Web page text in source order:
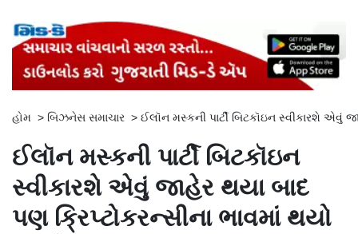
હોમ > બિઝનેસ સમાચાર > ઈલૉન મસ્કની પાર્ટી બિટકૉઇન સ્વીકારશે એવું
ઈલૉન મસ્કની પાર્ટી બિટકૉઇન
સ્વીકારશે એવું જાહેર થયા બાદ
પણ ક્રિપ્ટોકરન્સીના ભાવમાં થયો